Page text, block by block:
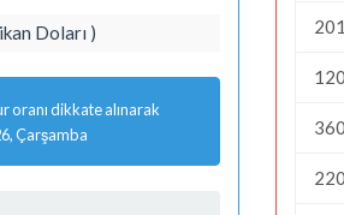
Doları )
oranı dikkate alınarak
Çarşamba